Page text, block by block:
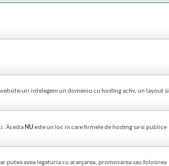
uri intelegem un domeniu cu hosting activ, un layout si
Acesta NUeste un loc in care firmele de hosting sa-si publice
avea legaturia cu aranjarea, promovarea sau folosirea